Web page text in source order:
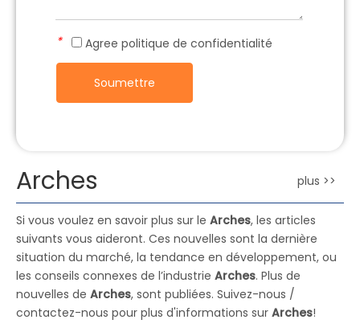
* Agree politique de confidentialité
Soumettre
Arches plus >>
Si vous voulez en savoir plus sur le Arches, les articles
suivants vous aideront. Ces nouvelles sont la dernière
situation du marché, la tendance en développement, ou
les conseils connexes de l’industrie Arches. Plus de
nouvelles de Arches, sont publiées. Suivez-nous /
contactez-nous pour plus d'informations sur Arches!